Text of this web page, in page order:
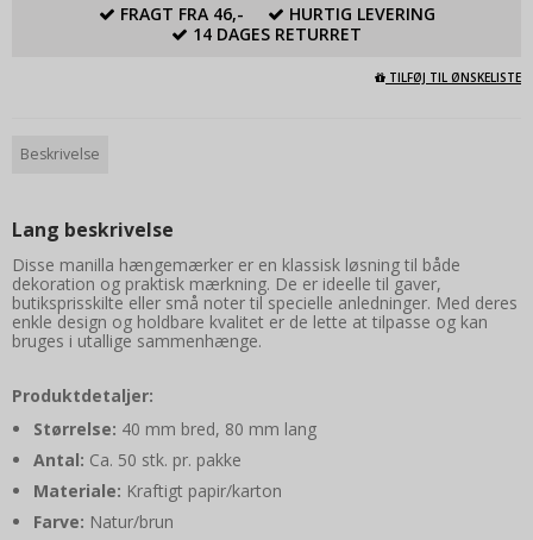
FRAGT FRA 46,-
HURTIG LEVERING
14 DAGES RETURRET
TILFØJ TIL ØNSKELISTE
Beskrivelse
Lang beskrivelse
Disse manilla hængemærker er en klassisk løsning til både
dekoration og praktisk mærkning. De er ideelle til gaver,
butiksprisskilte eller små noter til specielle anledninger. Med deres
enkle design og holdbare kvalitet er de lette at tilpasse og kan
bruges i utallige sammenhænge.
Produktdetaljer:
Størrelse: 40 mm bred, 80 mm lang
Antal: Ca. 50 stk. pr. pakke
Materiale: Kraftigt papir/karton
Farve: Natur/brun